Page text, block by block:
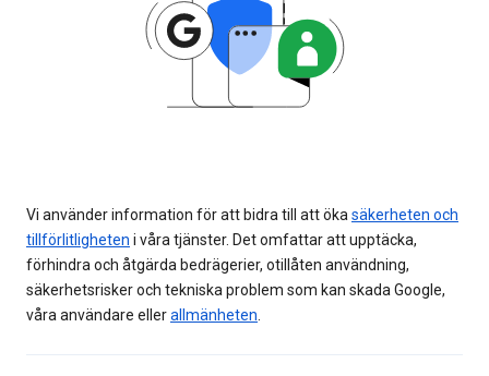
Vi använder information för att bidra till att öka säkerheten och
tillförlitligheten i våra tjänster. Det omfattar att upptäcka,
förhindra och åtgärda bedrägerier, otillåten användning,
säkerhetsrisker och tekniska problem som kan skada Google,
våra användare ellerallmänheten